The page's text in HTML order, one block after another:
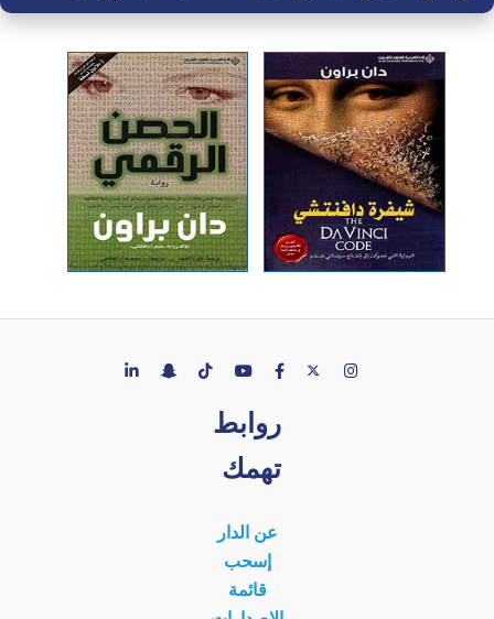
روابط
تهمك
عن الدار
إسحب
قائمة